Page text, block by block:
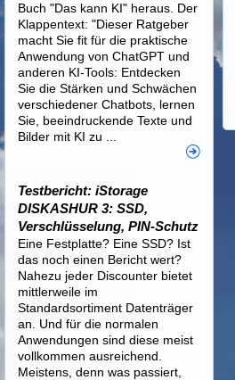
Buch "Das kann KI" heraus. Der
Klappentext: "Dieser Ratgeber
macht Sie fit für die praktische
Anwendung von ChatGPT und
anderen KI-Tools: Entdecken
Sie die Stärken und Schwächen
verschiedener Chatbots, lernen
Sie, beeindruckende Texte und
Bilder mit KI zu ...
Testbericht: iStorage
DISKASHUR 3: SSD,
Verschlüsselung, PIN-Schutz
Eine Festplatte? Eine SSD? Ist
das noch einen Bericht wert?
Nahezu jeder Discounter bietet
mittlerweile im
Standardsortiment Datenträger
an. Und für die normalen
Anwendungen sind diese meist
vollkommen ausreichend.
Meistens, denn was passiert,